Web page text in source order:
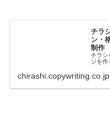
チラ
ン・
制作
チラシ
ジを作
chirashi.copywriting.co.jp